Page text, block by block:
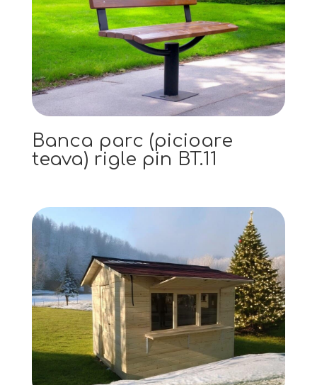
Banca parc (picioare
teava) rigle pin BT.11